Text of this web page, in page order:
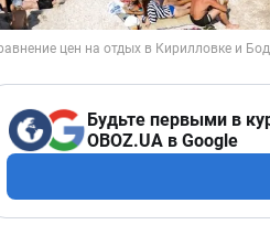
Будьте первыми в
OBOZ.UA в Google